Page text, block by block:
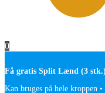
0
Få gratis Split Lænd (3
Kan bruges på hele kroppen